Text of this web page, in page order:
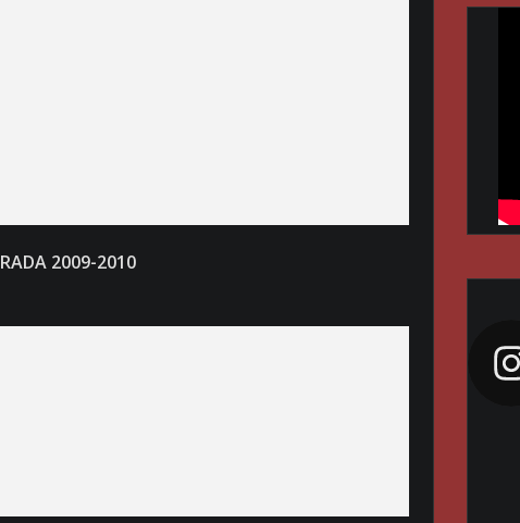
2009-2010